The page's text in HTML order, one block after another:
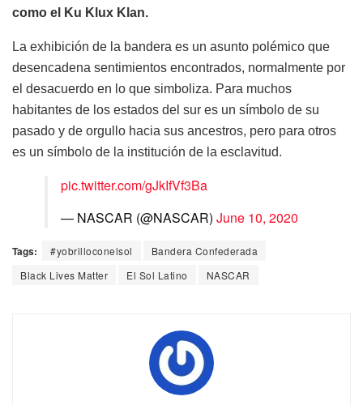
como el Ku Klux Klan.
La exhibición de la bandera es un asunto polémico que
desencadena sentimientos encontrados, normalmente por
el desacuerdo en lo que simboliza. Para muchos
habitantes de los estados del sur es un símbolo de su
pasado y de orgullo hacia sus ancestros, pero para otros
es un símbolo de la institución de la esclavitud.
pic.twitter.com/gJkIfVf3Ba
— NASCAR (@NASCAR) June 10, 2020
Tags: #yobrilloconelsol
Bandera Confederada
Black Lives Matter
El Sol Latino NASCAR